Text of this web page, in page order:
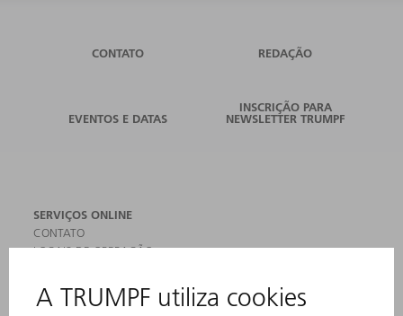
CONTATO REDAÇÃO
EVENTOS E DATAS
INSCRIÇÃO PARA
NEWSLETTER TRUMPF
SERVIÇOS ONLINE
CONTATO
LOCAIS DE OPERAÇÃO
ASSINATURA DA NEWSLETTER
FICHAS DE DADOS DE SEGURANÇA